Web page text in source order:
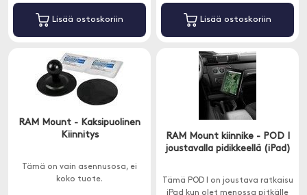
Lisää ostoskoriin Lisää ostoskoriin
RAM Mount - Kaksipuolinen
Kiinnitys
Tämä on vain asennusosa, ei
koko tuote.
RAM Mount kiinnike - POD I
joustavalla pidikkeellä (iPad)
Tämä POD I on joustava ratkaisu
iPad kun olet menossa pitkälle